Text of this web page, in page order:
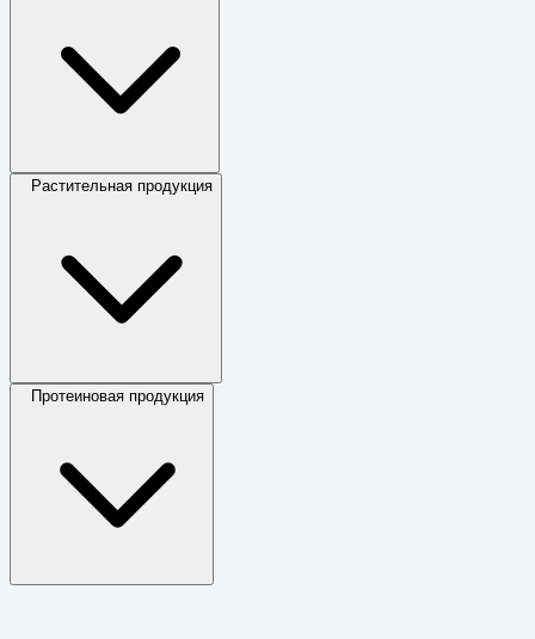
Растительная продукция
Протеиновая продукция